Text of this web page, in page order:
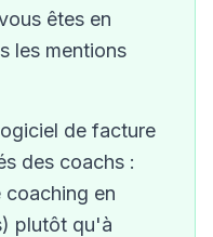
êtes en
les mentions
de facture
des coachs :
en
plutôt qu'à